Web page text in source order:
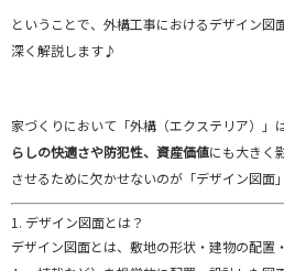
ということで、 外構工事におけるデザイン図
深く解説します♪
家づくりにおいて「外構（エクステリア）」
らしの快適さや防犯性、 資産価値にも大きく
させるために欠かせないのが「デザイン図面」
1. デザイン図面とは？
デザイン図面とは、 敷地の形状・ 建物の配置・